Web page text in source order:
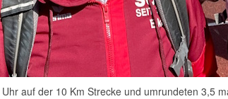
auf der 10 Km Strecke und umrundeten 3,5